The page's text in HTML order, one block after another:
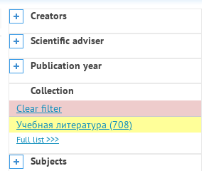
Creators
Scientific adviser
Publication year
Collection
Clear filter
Учебная литература (708)
Full list >>>
Subjects